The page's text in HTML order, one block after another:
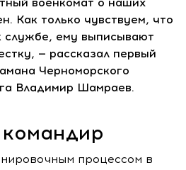
Как только чувствуем, что
службе, ему выписывают
— рассказал первый
Черноморского
Владимир Шамраев.
процессом в